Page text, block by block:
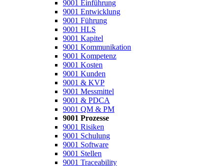
9001 Einführung
9001 Entwicklung
9001 Führung
9001 HLS
9001 Kapitel
9001 Kommunikation
9001 Kompetenz
9001 Kosten
9001 Kunden
9001 & KVP
9001 Messmittel
9001 & PDCA
9001 QM & PM
9001 Prozesse
9001 Risiken
9001 Schulung
9001 Software
9001 Stellen
9001 Traceability